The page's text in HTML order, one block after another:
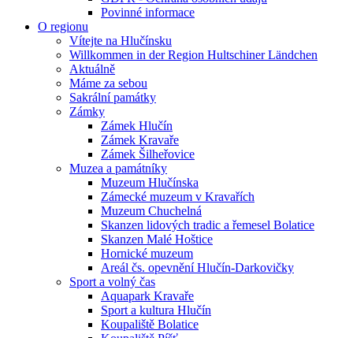
Povinné informace
O regionu
Vítejte na Hlučínsku
Willkommen in der Region Hultschiner Ländchen
Aktuálně
Máme za sebou
Sakrální památky
Zámky
Zámek Hlučín
Zámek Kravaře
Zámek Šilheřovice
Muzea a památníky
Muzeum Hlučínska
Zámecké muzeum v Kravařích
Muzeum Chuchelná
Skanzen lidových tradic a řemesel Bolatice
Skanzen Malé Hoštice
Hornické muzeum
Areál čs. opevnění Hlučín-Darkovičky
Sport a volný čas
Aquapark Kravaře
Sport a kultura Hlučín
Koupaliště Bolatice